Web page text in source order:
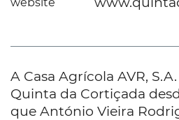
A Casa Agrícola AVR,
Quinta da Cortiçada
que António Vieira